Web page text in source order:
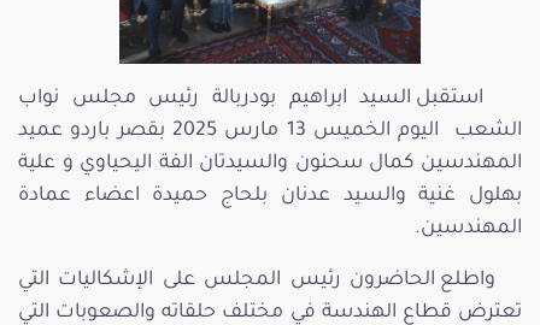
استقبل السيد ابراهيم بودربالة رئيس مجلس نواب
الشعب اليوم الخميس 13 مارس 2025 بقصر باردو عميد
المهندسين كمال سحنون والسيدتان الفة اليحياوي و علية
بهلول غنية والسيد عدنان بلحاج حميدة اعضاء عمادة
المهندسين.
واطلع الحاضرون رئيس المجلس على الإشكاليات التي
تعترض قطاع الهندسة في مختلف حلقاته والصعوبات التي